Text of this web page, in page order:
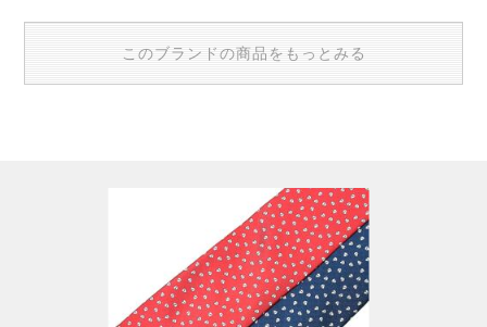
このブランドの商品をもっとみる